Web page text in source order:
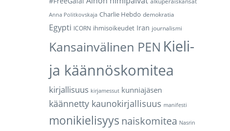
Anna Politkovskaja Charlie Hebdo demokratia
Egypti ICORN ihmisoikeudet Iran journalismi
Kansainvälinen PEN Kieli-
ja käännöskomitea
kirjallisuus kirjamessut kunniajäsen
käännetty kaunokirjallisuus manifesti
monikielisyys naiskomitea Nasrin